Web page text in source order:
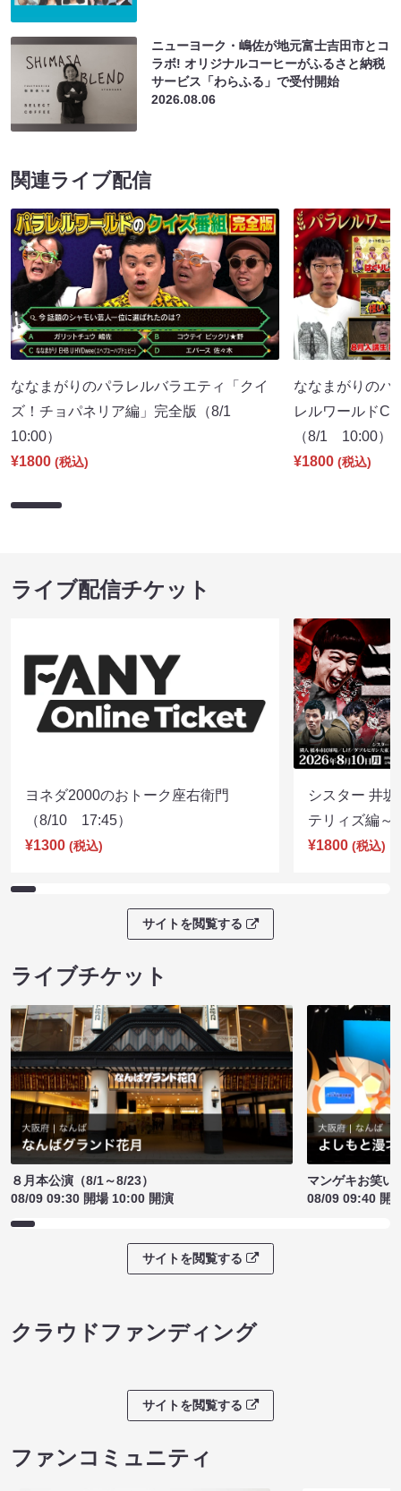
ニューヨーク・嶋佐が地元富士吉田市とコ
ラボ! オリジナルコーヒーがふるさと納税
サービス「わらふる」で受付開始
2026.08.06
関連ライブ配信
ななまがりのパラレルバラエティ「クイ
ズ！チョパネリア編」完全版（8/1
10:00）
¥1800 (税込)
ななまがりのパ
レルワールド
（8/1 10:00）
¥1800 (税込)
ライブ配信チケット
ヨネダ2000のおトーク座右衛門
（8/10 17:45）
¥1300 (税込)
シスター 井
テリィズ編
¥1800 (税込)
サイトを閲覧する
ライブチケット
８月本公演（8/1～8/23）
08/09 09:30 開場 10:00 開演
マンゲキお笑い
08/09 09:40 開
サイトを閲覧する
クラウドファンディング
サイトを閲覧する
ファンコミュニティ